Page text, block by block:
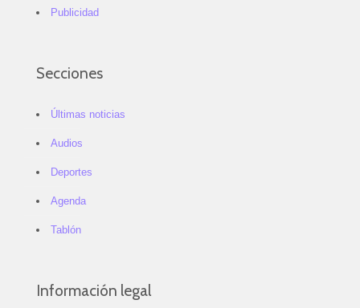
Publicidad
Secciones
Últimas noticias
Audios
Deportes
Agenda
Tablón
Información legal